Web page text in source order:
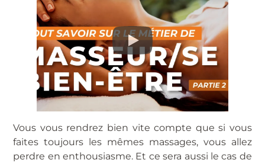
Vous vous rendrez bien vite compte que si vous
faites toujours les mêmes massages, vous allez
perdre en enthousiasme. Et ce sera aussi le cas de